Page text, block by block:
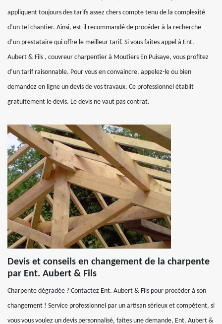
appliquent toujours des tarifs assez chers compte tenu de la complexité
d’un tel chantier. Ainsi, est-il recommandé de procéder à la recherche
d’un prestataire qui offre le meilleur tarif. Si vous faites appel à Ent.
Aubert & Fils , couvreur charpentier à Moutiers En Puisaye, vous profitez
d’un tarif raisonnable. Pour vous en convaincre, appelez-le ou bien
demandez en ligne un devis de vos travaux. Ce professionnel établit
gratuitement le devis. Le devis ne vaut pas contrat.
Devis et conseils en changement de la charpente
par Ent. Aubert & Fils
Charpente dégradée ? Contactez Ent. Aubert & Fils pour procéder à son
changement ! Service professionnel par un artisan sérieux et compétent, si
vous vous voulez un devis personnalisé, faites une demande, Ent. Aubert &